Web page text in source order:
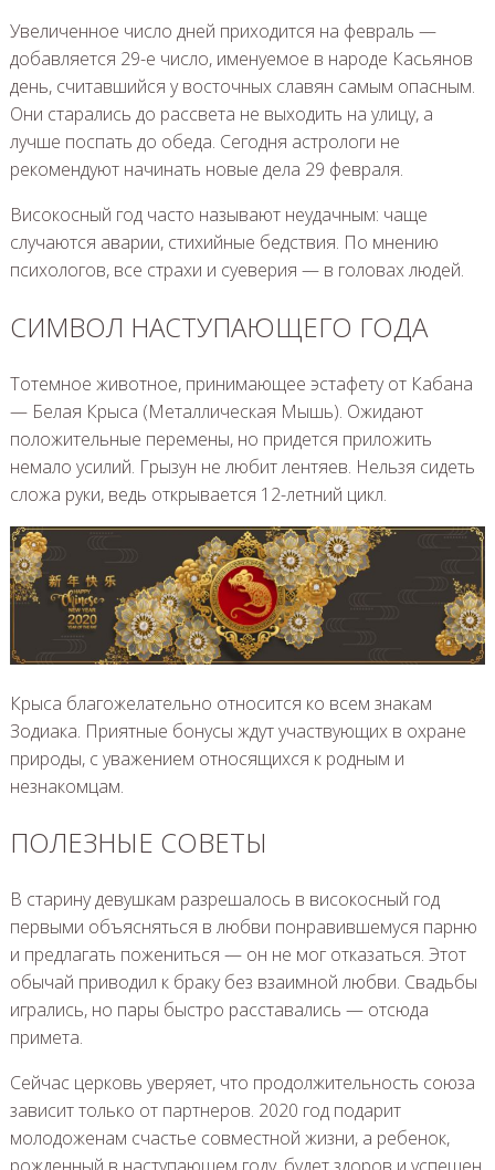
Увеличенное число дней приходится на февраль —
добавляется 29-е число, именуемое в народе Касьянов
день, считавшийся у восточных славян самым опасным.
Они старались до рассвета не выходить на улицу, а
лучше поспать до обеда. Сегодня астрологи не
рекомендуют начинать новые дела 29 февраля.
Високосный год часто называют неудачным: чаще
случаются аварии, стихийные бедствия. По мнению
психологов, все страхи и суеверия — в головах людей.
СИМВОЛ НАСТУПАЮЩЕГО ГОДА
Тотемное животное, принимающее эстафету от Кабана
— Белая Крыса (Металлическая Мышь). Ожидают
положительные перемены, но придется приложить
немало усилий. Грызун не любит лентяев. Нельзя сидеть
сложа руки, ведь открывается 12-летний цикл.
Крыса благожелательно относится ко всем знакам
Зодиака. Приятные бонусы ждут участвующих в охране
природы, с уважением относящихся к родным и
незнакомцам.
ПОЛЕЗНЫЕ СОВЕТЫ
В старину девушкам разрешалось в високосный год
первыми объясняться в любви понравившемуся парню
и предлагать пожениться — он не мог отказаться. Этот
обычай приводил к браку без взаимной любви. Свадьбы
игрались, но пары быстро расставались — отсюда
примета.
Сейчас церковь уверяет, что продолжительность союза
зависит только от партнеров. 2020 год подарит
молодоженам счастье совместной жизни, а ребенок,